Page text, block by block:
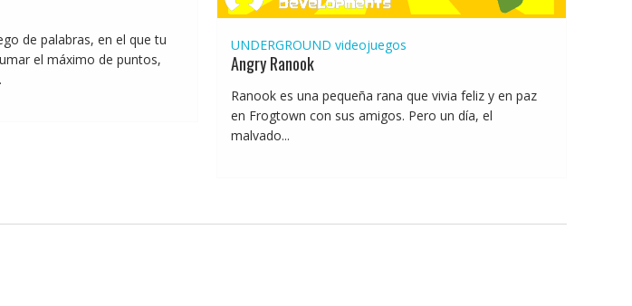
de palabras, en el que tu
el máximo de puntos,
UNDERGROUND videojuegos
Angry Ranook
Ranook es una pequeña rana que vivia feliz y en paz
en Frogtown con sus amigos. Pero un día, el
malvado...